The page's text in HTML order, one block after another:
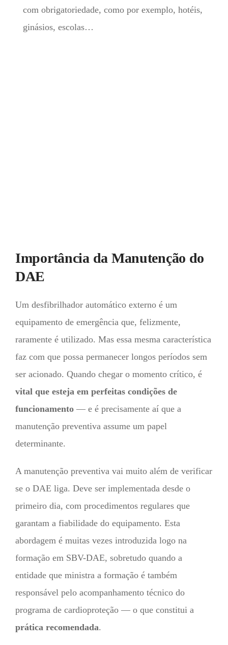
com obrigatoriedade, como por exemplo, hotéis,
ginásios, escolas…
Importância da Manutenção do
DAE
Um desfibrilhador automático externo é um
equipamento de emergência que, felizmente,
raramente é utilizado. Mas essa mesma característica
faz com que possa permanecer longos períodos sem
ser acionado. Quando chegar o momento crítico, é
vital que esteja em perfeitas condições de
funcionamento — e é precisamente aí que a
manutenção preventiva assume um papel
determinante.
A manutenção preventiva vai muito além de verificar
se o DAE liga. Deve ser implementada desde o
primeiro dia, com procedimentos regulares que
garantam a fiabilidade do equipamento. Esta
abordagem é muitas vezes introduzida logo na
formação em SBV-DAE, sobretudo quando a
entidade que ministra a formação é também
responsável pelo acompanhamento técnico do
programa de cardioproteção — o que constitui a
prática recomendada.